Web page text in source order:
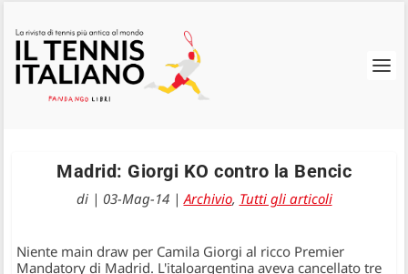
Madrid: Giorgi KO contro la Bencic
di | 03-Mag-14|Archivio, Tutti gli articoli
Niente main draw per Camila Giorgi al ricco Premier
Mandatory di Madrid. L'italoargentina aveva cancellato tre